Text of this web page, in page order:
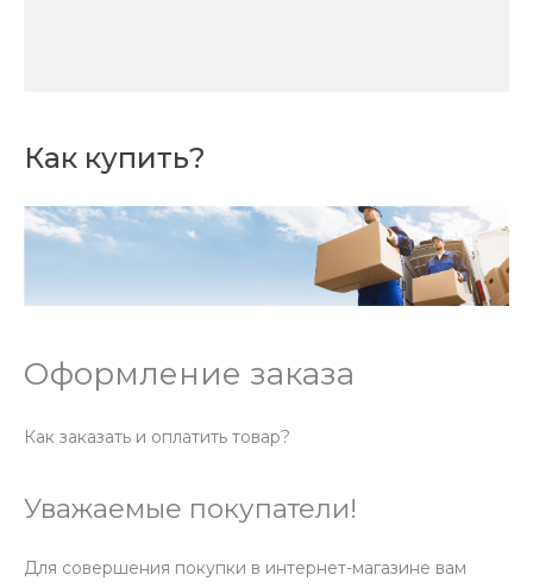
Как купить?
Оформление заказа
Как заказать и оплатить товар?
Уважаемые покупатели!
Для совершения покупки в интернет-магазине вам